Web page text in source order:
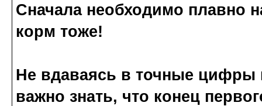
Сначала необходимо плавно
корм тоже!
Не вдаваясь в точные цифры
важно знать, что конец